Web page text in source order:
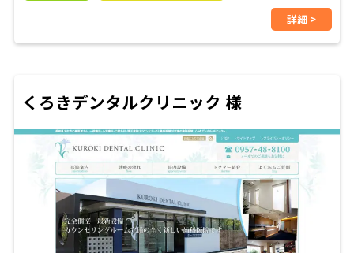
詳細 >
くろきデンタルクリニック 様